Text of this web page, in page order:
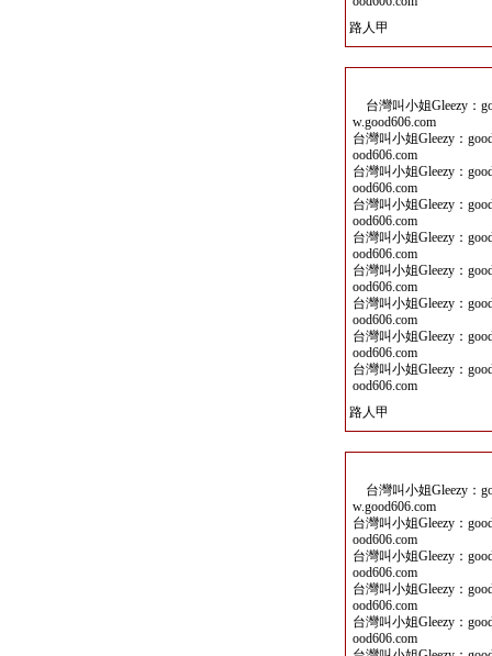
路人甲
台灣叫小姐Gleezy：
w.good606.com
台灣叫小姐Gleezy：
ood606.com
台灣叫小姐Gleezy：
ood606.com
台灣叫小姐Gleezy：
ood606.com
台灣叫小姐Gleezy：
ood606.com
台灣叫小姐Gleezy：
ood606.com
台灣叫小姐Gleezy：
ood606.com
台灣叫小姐Gleezy：
ood606.com
台灣叫小姐Gleezy：
ood606.com
路人甲
台灣叫小姐Gleezy：
w.good606.com
台灣叫小姐Gleezy：
ood606.com
台灣叫小姐Gleezy：
ood606.com
台灣叫小姐Gleezy：
ood606.com
台灣叫小姐Gleezy：
ood606.com